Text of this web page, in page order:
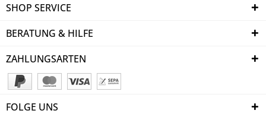
SHOP SERVICE
BERATUNG & HILFE
ZAHLUNGSARTEN
FOLGE UNS